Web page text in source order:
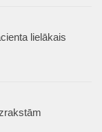
lielākais